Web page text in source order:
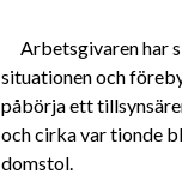
Arbetsgivaren har
situationen och
påbörja ett
och cirka var tionde
domstol.